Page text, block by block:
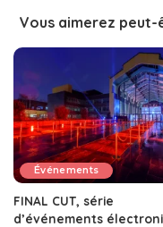
Vous aimerez peut-
Événements
FINAL CUT, série
d’événements